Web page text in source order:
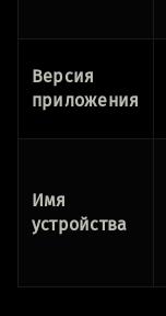
Версия
приложения
Имя
устройства